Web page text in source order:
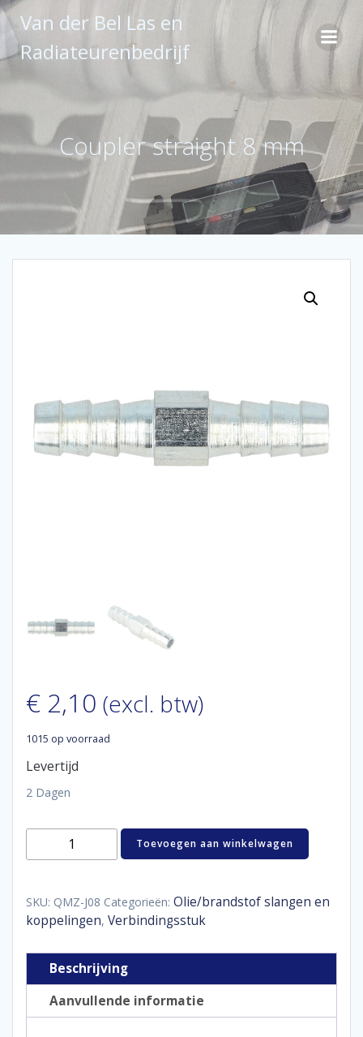
Ga
naar
inhoud
Van der Bel Las en
Radiateurenbedrijf
Coupler straight 8 mm
€ 2,10 (excl. btw)
1015 op voorraad
Levertijd
2 Dagen
Coupler
straight
aantal
Toevoegen aan winkelwagen
SKU: QMZ-J08 Categorieën: Olie/brandstof slangen en
koppelingen, Verbindingsstuk
Beschrijving
Aanvullende informatie